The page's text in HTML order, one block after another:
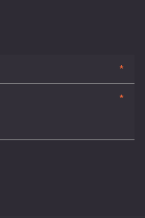
*
*